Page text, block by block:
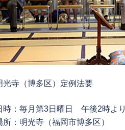
光寺（博多区）定例法要
時：毎月第3日曜日 午後2時より
所：明光寺（福岡市博多区）